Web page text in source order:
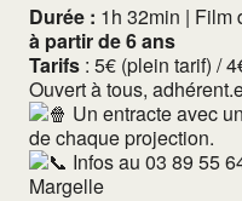
Durée : 1h 32min | Film
à partir de 6 ans
Tarifs : 5€ (plein tarif) /
Ouvert à tous,
Un entracte avec
de chaque projection.
Infos au 03 89 55
Margelle